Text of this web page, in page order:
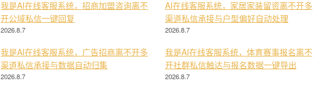
我是AI在线客服系统，招商加盟咨询离不
开公域私信一键回复
2026.8.7
AI在线客服系统，家居家装留资离不开多
渠道私信承接与户型偏好自动处理
2026.8.7
我是AI在线客服系统，广告招商离不开多
渠道私信承接与数据自动归集
2026.8.7
我是AI在线客服系统，体育赛事报名离不
开社群私信触达与报名数据一键导出
2026.8.7